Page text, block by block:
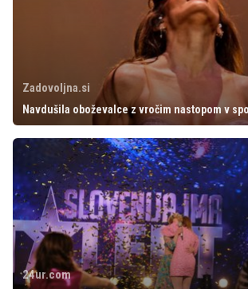
Zadovoljna.si
Navdušila oboževalce z vročim nastopom v
24ur.com